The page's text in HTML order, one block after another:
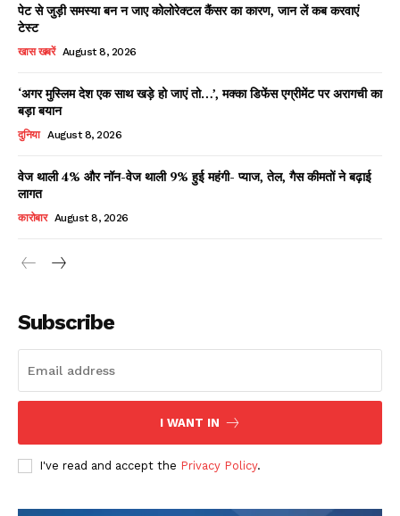
पेट से जुड़ी समस्या बन न जाए कोलोरेक्टल कैंसर का कारण, जान लें कब करवाएं
टेस्ट
खास खबरें August 8, 2026
‘अगर मुस्लिम देश एक साथ खड़े हो जाएं तो…’, मक्का डिफेंस एग्रीमेंट पर अरागची का
बड़ा बयान
दुनिया August 8, 2026
वेज थाली 4% और नॉन-वेज थाली 9% हुई महंगी- प्याज, तेल, गैस कीमतों ने बढ़ाई
लागत
कारोबार August 8, 2026
Subscribe
I WANT IN
I've read and accept the Privacy Policy.